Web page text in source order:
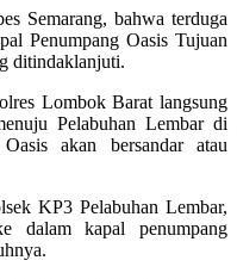
Semarang, bahwa terduga
Penumpang Oasis Tujuan
ditindaklanjuti.
Lombok Barat langsung
Pelabuhan Lembar di
akan bersandar atau
KP3 Pelabuhan Lembar,
dalam kapal penumpang